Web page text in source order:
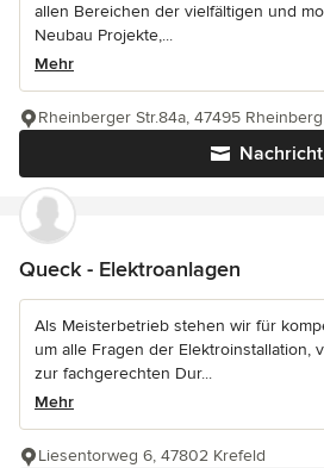
allen Bereichen der vielfältigen und
Neubau Projekte,...
Mehr
Nachricht
Rheinberger Str.84a, 47495 Rheinberg
Queck - Elektroanlagen
Als Meisterbetrieb stehen wir für
um alle Fragen der Elektroinstallation,
zur fachgerechten Dur...
Mehr
Liesentorweg 6, 47802 Krefeld